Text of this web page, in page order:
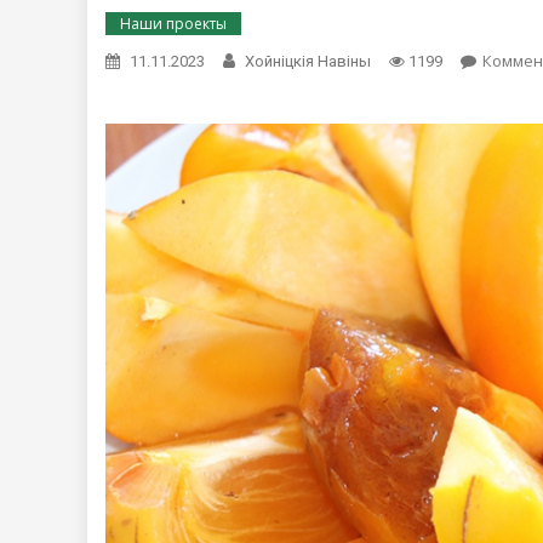
Наши проекты
11.11.2023 Хойнiцкiя Навiны 1199